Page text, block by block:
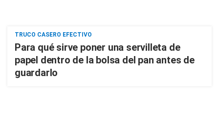
TRUCO CASERO EFECTIVO
Para qué sirve poner una servilleta de
papel dentro de la bolsa del pan antes de
guardarlo